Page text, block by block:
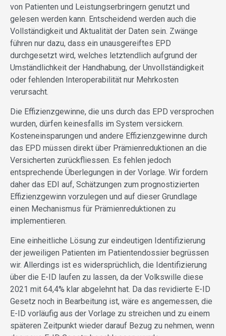
von Patienten und Leistungserbringern genutzt und
gelesen werden kann. Entscheidend werden auch die
Vollständigkeit und Aktualität der Daten sein. Zwänge
führen nur dazu, dass ein unausgereiftes EPD
durchgesetzt wird, welches letztendlich aufgrund der
Umständlichkeit der Handhabung, der Unvollständigkeit
oder fehlenden Interoperabilität nur Mehrkosten
verursacht.
Die Effizienzgewinne, die uns durch das EPD versprochen
wurden, dürfen keinesfalls im System versickern.
Kosteneinsparungen und andere Effizienzgewinne durch
das EPD müssen direkt über Prämienreduktionen an die
Versicherten zurückfliessen. Es fehlen jedoch
entsprechende Überlegungen in der Vorlage. Wir fordern
daher das EDI auf, Schätzungen zum prognostizierten
Effizienzgewinn vorzulegen und auf dieser Grundlage
einen Mechanismus für Prämienreduktionen zu
implementieren.
Eine einheitliche Lösung zur eindeutigen Identifizierung
der jeweiligen Patienten im Patientendossier begrüssen
wir. Allerdings ist es widersprüchlich, die Identifizierung
über die E-ID laufen zu lassen, da der Volkswille diese
2021 mit 64,4% klar abgelehnt hat. Da das revidierte E-ID
Gesetz noch in Bearbeitung ist, wäre es angemessen, die
E-ID vorläufig aus der Vorlage zu streichen und zu einem
späteren Zeitpunkt wieder darauf Bezug zu nehmen, wenn